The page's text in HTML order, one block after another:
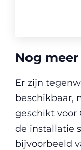
Nog
Er zijn
beschikbaar,
geschikt voor
de installatie
bijvoorbeeld